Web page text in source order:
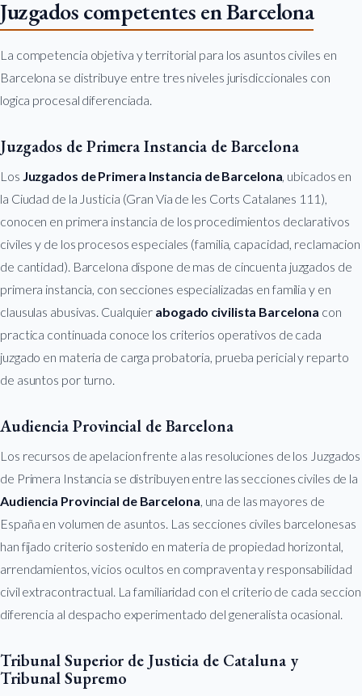
Juzgados competentes en Barcelona
La competencia objetiva y territorial para los asuntos civiles en
Barcelona se distribuye entre tres niveles jurisdiccionales con
logica procesal diferenciada.
Juzgados de Primera Instancia de Barcelona
Los Juzgados de Primera Instancia de Barcelona, ubicados en
la Ciudad de la Justicia (Gran Via de les Corts Catalanes 111),
conocen en primera instancia de los procedimientos declarativos
civiles y de los procesos especiales (familia, capacidad, reclamacion
de cantidad). Barcelona dispone de mas de cincuenta juzgados de
primera instancia, con secciones especializadas en familia y en
clausulas abusivas. Cualquier abogado civilista Barcelona con
practica continuada conoce los criterios operativos de cada
juzgado en materia de carga probatoria, prueba pericial y reparto
de asuntos por turno.
Audiencia Provincial de Barcelona
Los recursos de apelacion frente a las resoluciones de los Juzgados
de Primera Instancia se distribuyen entre las secciones civiles de la
Audiencia Provincial de Barcelona, una de las mayores de
España en volumen de asuntos. Las secciones civiles barcelonesas
han fijado criterio sostenido en materia de propiedad horizontal,
arrendamientos, vicios ocultos en compraventa y responsabilidad
civil extracontractual. La familiaridad con el criterio de cada seccion
diferencia al despacho experimentado del generalista ocasional.
Tribunal Superior de Justicia de Cataluna y
Tribunal Supremo